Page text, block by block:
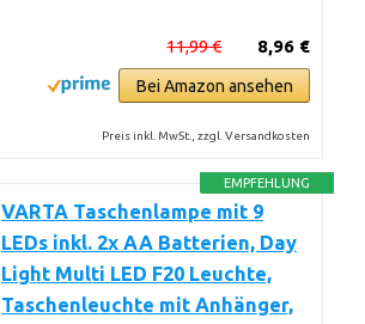
8,96 €
11,99 €
Bei Amazon ansehen
Preis inkl. MwSt., zzgl. Versandkosten
EMPFEHLUNG
VARTA Taschenlampe mit 9
LEDs inkl. 2x AA Batterien, Day
Light Multi LED F20 Leuchte,
Taschenleuchte mit Anhänger,